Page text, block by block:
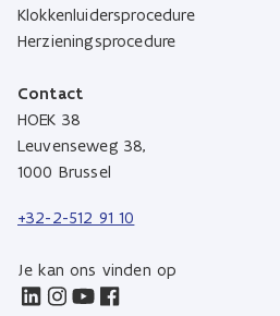
Klokkenluidersprocedure
Herzieningsprocedure
Contact
HOEK 38
Leuvenseweg 38,
1000 Brussel
+32-2-512 91 10
Je kan ons vinden op